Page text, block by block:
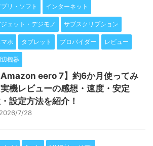
プリ・ソフト インターネット
ジェット・デジモノ サブスクリプション
マホ タブレット プロバイダー レビュー
辺機器
Amazon eero 7】約6か月使ってみ
機レビューの感想・速度・安定
設定方法を紹介！
2026/7/28